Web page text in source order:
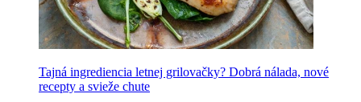
Tajná ingrediencia letnej grilovačky? Dobrá nálada, nové
recepty a svieže chute